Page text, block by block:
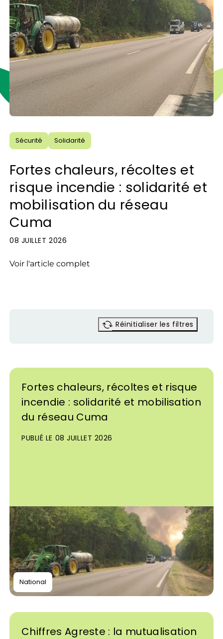
Sécurité Solidarité
Fortes chaleurs, récoltes et
risque incendie : solidarité et
mobilisation du réseau
Cuma
08 JUILLET 2026
Voir l'article complet
Réinitialiser les filtres
Fortes chaleurs, récoltes et risque
incendie : solidarité et mobilisation
du réseau Cuma
PUBLIÉ LE 08 JUILLET 2026
National
Chiffres Agreste : la mutualisation